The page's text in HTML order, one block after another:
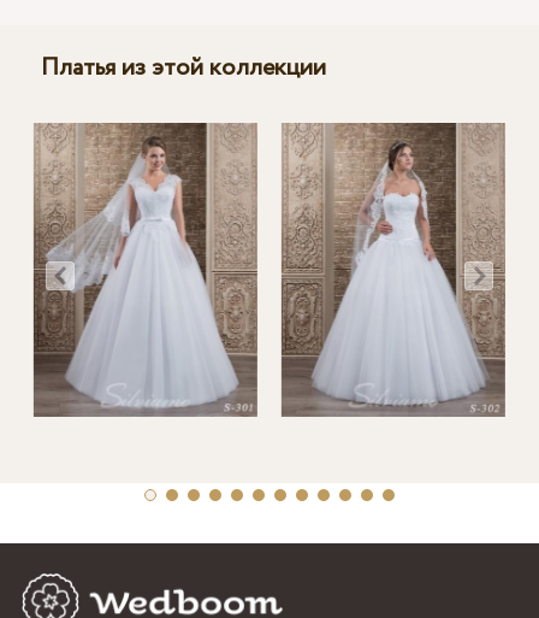
Платья из этой коллекции